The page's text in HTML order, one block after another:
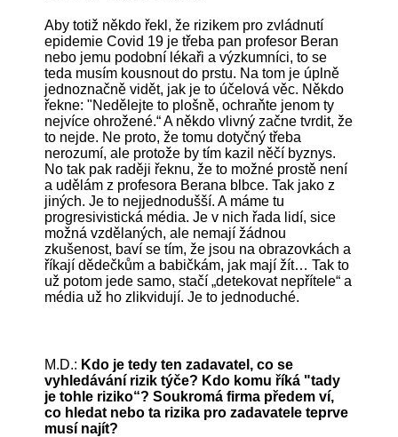
Aby totiž někdo řekl, že rizikem pro zvládnutí
epidemie Covid 19 je třeba pan profesor Beran
nebo jemu podobní lékaři a výzkumníci, to se
teda musím kousnout do prstu. Na tom je úplně
jednoznačně vidět, jak je to účelová věc. Někdo
řekne: "Nedělejte to plošně, ochraňte jenom ty
nejvíce ohrožené.“ A někdo vlivný začne tvrdit, že
to nejde. Ne proto, že tomu dotyčný třeba
nerozumí, ale protože by tím kazil něčí byznys.
No tak pak raději řeknu, že to možné prostě není
a udělám z profesora Berana blbce. Tak jako z
jiných. Je to nejjednodušší. A máme tu
progresivistická média. Je v nich řada lidí, sice
možná vzdělaných, ale nemají žádnou
zkušenost, baví se tím, že jsou na obrazovkách a
říkají dědečkům a babičkám, jak mají žít… Tak to
už potom jede samo, stačí „detekovat nepřítele“ a
média už ho zlikvidují. Je to jednoduché.
M.D.: Kdo je tedy ten zadavatel, co se
vyhledávání rizik týče? Kdo komu říká "tady
je tohle riziko“? Soukromá firma předem ví,
co hledat nebo ta rizika pro zadavatele teprve
musí najít?